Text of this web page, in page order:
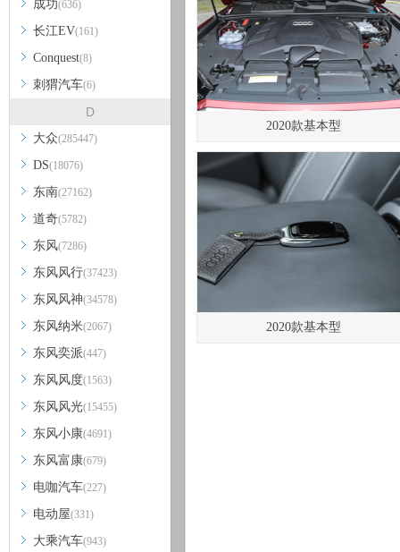
成功(636)
长江EV(161)
Conquest(8)
刺猬汽车(6)
D
大众(285447)
DS(18076)
东南(27162)
道奇(5782)
东风(7286)
东风风行(37423)
东风风神(34578)
东风纳米(2067)
东风奕派(447)
东风风度(1563)
东风风光(15455)
东风小康(4691)
东风富康(679)
电咖汽车(227)
电动屋(331)
大乘汽车(943)
2020款基本型
2020款基本型